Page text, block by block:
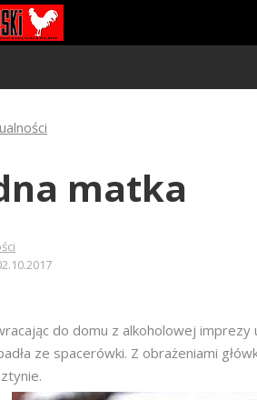
matka
do domu z alkoholowej imprezy
ze spacerówki. Z obrażeniami